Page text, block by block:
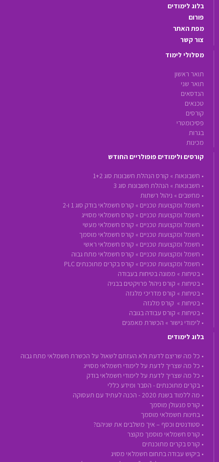
בלוג לימודים
פורום
מפת האתר
צור קשר
מסלולי לימוד
תואר ראשון
תואר שני
הנדסאים
טכנאים
קורסים
פסיכומטרי
בגרות
מכינות
קורסים ולימודים פופולריים החודש
• חשבונאות » קורס הנהלת חשבונות סוג 1+2
• חשבונאות » הנהלת חשבונות סוג 3
• מחשבים » ניהול רשתות
• חשמל ומקצועות טכניים » קורס חשמלאי בודק סוג 1 ו-2
• חשמל ומקצועות טכניים » קורס חשמלאי מסוייג
• חשמל ומקצועות טכניים » קורס חשמלאי מעשי
• חשמל ומקצועות טכניים » קורס חשמלאי מוסמך
• חשמל ומקצועות טכניים » קורס חשמלאי ראשי
• חשמל ומקצועות טכניים » קורס חשמלאי מתח גבוה
• חשמל ומקצועות טכניים » קורס בקרים מתוכנתים PLC
• בטיחות » ממונה בטיחות בעבודה
• בטיחות » קורס ניהול פרויקטים בבניה
• בטיחות » קורס מדריכי מלגזה
• בטיחות » קורס מלגזה
• בטיחות » קורס עבודה בגובה
• לימודי גישור » הכשרת מאמנים
בלוג לימודים
• כל מה שריצם לדעת ולא העזתם לשאול על הכשרת חשמלאי מתח גבוה
• כל מה שצריך לדעת על לימודי חשמלאי מסוייג
• כל מה שצריך לדעת על לימודי חשמלאי בודק
• בקרים מתוכנתים - הסבר ומידע כללי
• מה ללמוד בשנת 2020 - הכנה לעתיד עם תעסוקה
• קורס מנעולן מוסמך
• בחינות חשמלאי מוסמך
• סטודנטים וכסף – איך משלבים את שניהם?
• קורס חשמלאי מוסמך מקוצר
• קורס בקרים מתוכנתים
• ביקוש עבודה בתחום חשמלאי מסויג